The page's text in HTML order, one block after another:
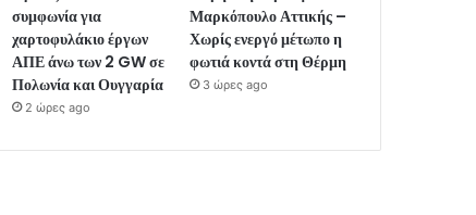
συμφωνία για
χαρτοφυλάκιο έργων
ΑΠΕ άνω των 2 GW σε
Πολωνία και Ουγγαρία
2 ώρες ago
Μαρκόπουλο Αττικής –
Χωρίς ενεργό μέτωπο η
φωτιά κοντά στη Θέρμη
3 ώρες ago